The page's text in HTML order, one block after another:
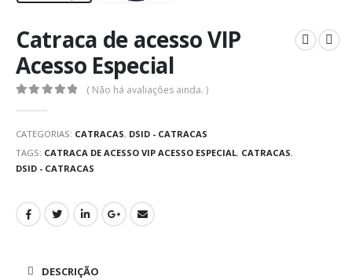
Catraca de acesso VIP
Acesso Especial
( Não há avaliações ainda. )
CATEGORIAS: CATRACAS, DSID - CATRACAS
TAGS: CATRACA DE ACESSO VIP ACESSO ESPECIAL, CATRACAS,
DSID - CATRACAS
DESCRIÇÃO